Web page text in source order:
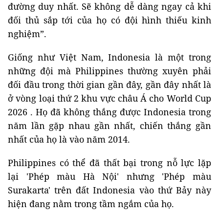
đường duy nhất. Sẽ không dễ dàng ngay cả khi
đối thủ sắp tới của họ có đội hình thiếu kinh
nghiệm”.
Giống như Việt Nam, Indonesia là một trong
những đội mà Philippines thường xuyên phải
đối đầu trong thời gian gần đây, gần đây nhất là
ở vòng loại thứ 2 khu vực châu Á cho World Cup
2026 . Họ đã không thắng được Indonesia trong
năm lần gặp nhau gần nhất, chiến thắng gần
nhất của họ là vào năm 2014.
Philippines có thể đã thất bại trong nỗ lực lặp
lại 'Phép màu Hà Nội' nhưng 'Phép màu
Surakarta' trên đất Indonesia vào thứ Bảy này
hiện đang nằm trong tầm ngắm của họ.